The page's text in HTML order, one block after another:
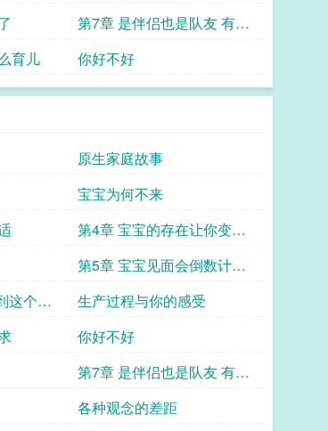
第7章 是伴侣也是队友 有了
孩子的我们该怎么相处
育儿 你好不好
原生家庭故事
宝宝为何不来
第4章 宝宝的存在让你变得
立体 给第二孕期的你
第5章 宝宝见面会倒数计时
给第三孕期和分娩前的你
这个世
生产过程与你的感受
你好不好
第7章 是伴侣也是队友 有了
孩子的我们该怎么相处
各种观念的差距